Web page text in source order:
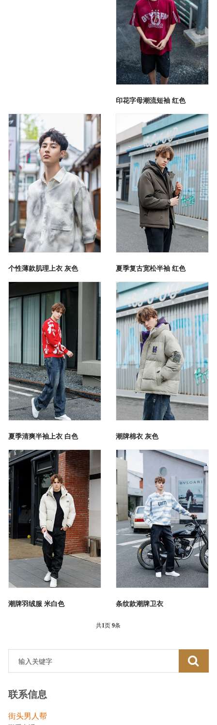
印花字母潮流短袖 红色
个性薄款肌理上衣 灰色 夏季复古宽松半袖 红色
夏季清爽半袖上衣 白色 潮牌棉衣 灰色
潮牌羽绒服 米白色 条纹款潮牌卫衣
共1页9条
联系信息
街头男人帮